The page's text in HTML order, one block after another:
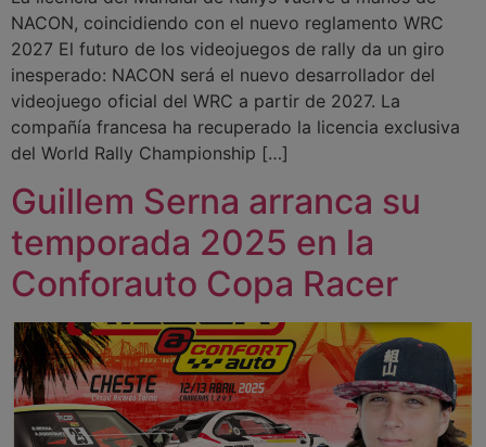
NACON, coincidiendo con el nuevo reglamento WRC
2027 El futuro de los videojuegos de rally da un giro
inesperado: NACON será el nuevo desarrollador del
videojuego oficial del WRC a partir de 2027. La
compañía francesa ha recuperado la licencia exclusiva
del World Rally Championship […]
Guillem Serna arranca su
temporada 2025 en la
Conforauto Copa Racer